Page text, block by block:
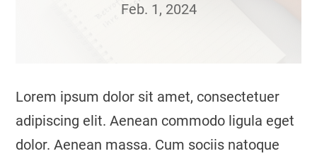
Feb. 1, 2024
Lorem ipsum dolor sit amet, consectetuer
adipiscing elit. Aenean commodo ligula eget
dolor. Aenean massa. Cum sociis natoque